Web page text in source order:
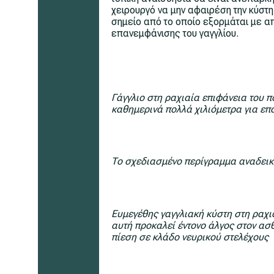
χειρουργό να μην αφαιρέση την
σημείο από το οποίο εξορμάται με
επανεμφάνισης του γαγγλίου.
Γάγγλιο στη ραχιαία επιφάνεια του
καθημερινά πολλά χιλιόμετρα για
Το σχεδιασμένο περίγραμμα
Ευμεγέθης γαγγλιακή κύστη στη
αυτή προκαλεί έντονο άλγος στον
πίεση σε κλάδο νευρικού στελέχους